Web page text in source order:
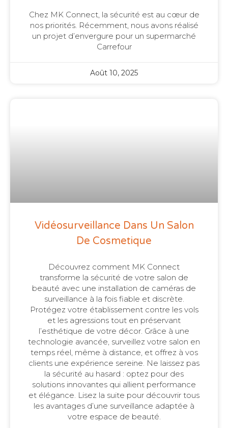
Chez MK Connect, la sécurité est au cœur de
nos priorités. Récemment, nous avons réalisé
un projet d’envergure pour un supermarché
Carrefour
Août 10, 2025
Vidéosurveillance Dans Un Salon
De Cosmetique
Découvrez comment MK Connect
transforme la sécurité de votre salon de
beauté avec une installation de caméras de
surveillance à la fois fiable et discrète.
Protégez votre établissement contre les vols
et les agressions tout en préservant
l’esthétique de votre décor. Grâce à une
technologie avancée, surveillez votre salon en
temps réel, même à distance, et offrez à vos
clients une expérience sereine. Ne laissez pas
la sécurité au hasard : optez pour des
solutions innovantes qui allient performance
et élégance. Lisez la suite pour découvrir tous
les avantages d’une surveillance adaptée à
votre espace de beauté.